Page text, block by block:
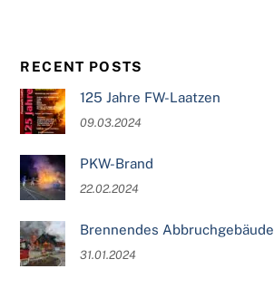
RECENT POSTS
125 Jahre FW-Laatzen
09.03.2024
PKW-Brand
22.02.2024
Brennendes Abbruchgebäude
31.01.2024